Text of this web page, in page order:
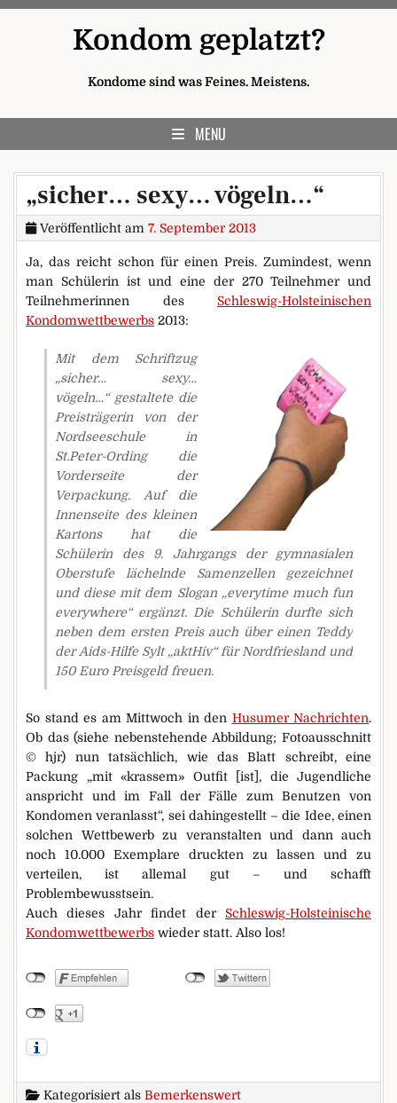
Kondom geplatzt?
Kondome sind was Feines. Meistens.
MENU
„sicher… sexy… vögeln…“
Veröffentlicht am 7. September 2013
Ja, das reicht schon für einen Preis. Zumindest, wenn
man Schülerin ist und eine der 270 Teilnehmer und
Teilnehmerinnen des Schleswig-Holsteinischen
Kondomwettbewerbs 2013:
Mit dem Schriftzug
„sicher… sexy…
vögeln…“ gestaltete die
Preisträgerin von der
Nordseeschule in
St.Peter-Ording die
Vorderseite der
Verpackung. Auf die
Innenseite des kleinen
Kartons hat die
Schülerin des 9. Jahrgangs der gymnasialen
Oberstufe lächelnde Samenzellen gezeichnet
und diese mit dem Slogan „everytime much fun
everywhere“ ergänzt. Die Schülerin durfte sich
neben dem ersten Preis auch über einen Teddy
der Aids-Hilfe Sylt „aktHiv“ für Nordfriesland und
150 Euro Preisgeld freuen.
So stand es am Mittwoch in den Husumer Nachrichten.
Ob das (siehe nebenstehende Abbildung; Fotoausschnitt
© hjr) nun tatsächlich, wie das Blatt schreibt, eine
Packung „mit «krassem» Outfit [ist], die Jugendliche
anspricht und im Fall der Fälle zum Benutzen von
Kondomen veranlasst“, sei dahingestellt – die Idee, einen
solchen Wettbewerb zu veranstalten und dann auch
noch 10.000 Exemplare druckten zu lassen und zu
verteilen, ist allemal gut – und schafft
Problembewusstsein.
Auch dieses Jahr findet der Schleswig-Holsteinische
Kondomwettbewerbs wieder statt. Also los!
Kategorisiert als Bemerkenswert